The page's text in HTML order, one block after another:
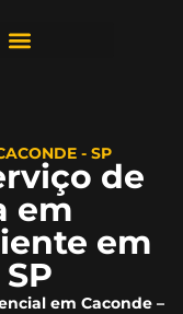
- SP
de
em
em
em Caconde –